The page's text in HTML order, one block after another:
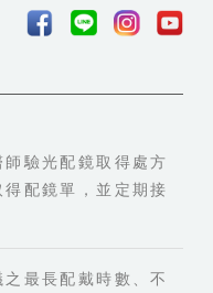
驗光配鏡取得處方
配鏡單，並定期接
最長配戴時數、不